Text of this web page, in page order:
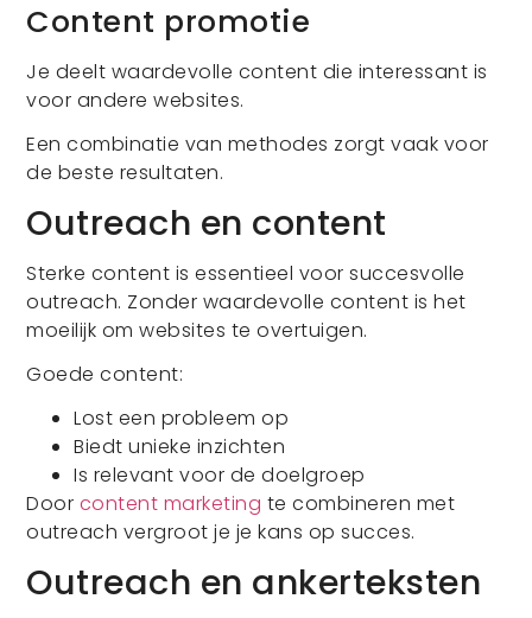
Content promotie
Je deelt waardevolle content die interessant is
voor andere websites.
Een combinatie van methodes zorgt vaak voor
de beste resultaten.
Outreach en content
Sterke content is essentieel voor succesvolle
outreach. Zonder waardevolle content is het
moeilijk om websites te overtuigen.
Goede content:
Lost een probleem op
Biedt unieke inzichten
Is relevant voor de doelgroep
Door content marketing te combineren met
outreach vergroot je je kans op succes.
Outreach en ankerteksten